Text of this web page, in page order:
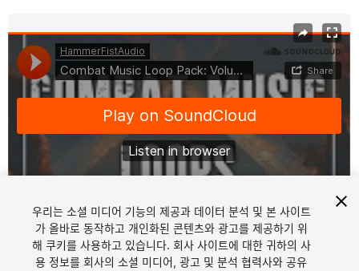
1/2
우리는 소셜 미디어 기능의 제공과 데이터 분석 및 본 사이트
가 올바로 동작하고 개인화된 콘텐츠와 광고를 제공하기 위
해 쿠키를 사용하고 있습니다. 회사 사이트에 대한 귀하의 사
용 정보를 회사의 소셜 미디어, 광고 및 분석 협력사와 공유